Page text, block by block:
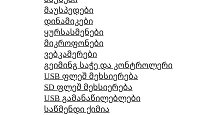
მაუსპედები
დინამიკები
ყურსასმენები
მიკროფონები
ვებკამერები
გეიმინგ საჭე და კონტროლერი
USB ფლეშ მეხსიერება
SD ფლეშ მეხსიერება
USB გამანაწილებლები
საწმენდი ქიმია